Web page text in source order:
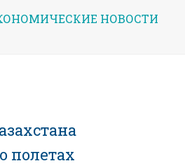
НОВОСТИ
полетах